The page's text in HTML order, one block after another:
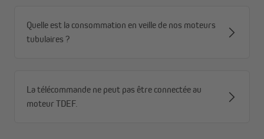
Quelle est la consommation en veille de nos moteurs
tubulaires ?
La télécommande ne peut pas être connectée au
moteur TDEF.